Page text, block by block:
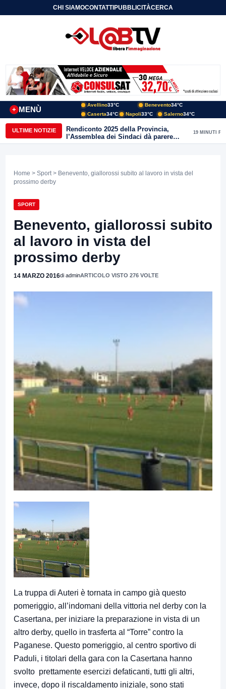
CHI SIAMOCONTATTIPUBBLICITÀCERCA
MENÙ
+
Avellino33°C Benevento34°C
Caserta34°C Napoli33°C Salerno34°C
ULTIME NOTIZIE
Rendiconto 2025 della Provincia,
l’Assemblea dei Sindaci dà parere
favorevole all’unanimità
19 MINUTI FA
Home > Sport > Benevento, giallorossi subito al lavoro in vista del
prossimo derby
SPORT
Benevento, giallorossi subito
al lavoro in vista del
prossimo derby
14 MARZO 2016di adminARTICOLO VISTO 276 VOLTE
La truppa di Auteri è tornata in campo già questo
pomeriggio, all’indomani della vittoria nel derby con la
Casertana, per iniziare la preparazione in vista di un
altro derby, quello in trasferta al “Torre” contro la
Paganese. Questo pomeriggio, al centro sportivo di
Paduli, i titolari della gara con la Casertana hanno
svolto prettamente esercizi defaticanti, tutti gli altri,
invece, dopo il riscaldamento iniziale, sono stati